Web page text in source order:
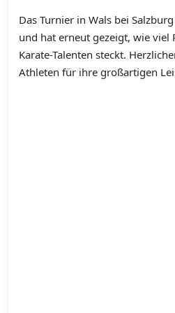
Das Turnier in Wals bei
und hat erneut gezeigt, wie viel
Karate-Talenten steckt.
Athleten für ihre großartigen